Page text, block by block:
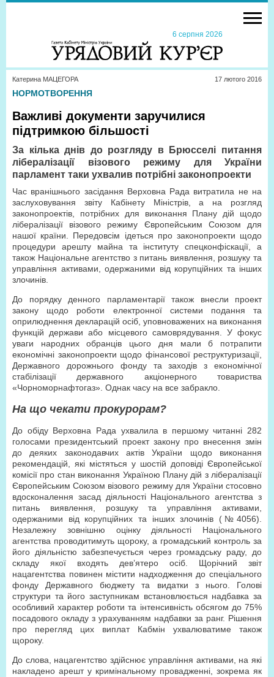
6 серпня 2026
Катерина МАЦЕГОРА 17 лютого 2016
НОРМОТВОРЕННЯ
Важливі документи заручилися
підтримкою більшості
За кілька днів до розгляду в Брюсселі питання
лібералізації візового режиму для України
парламент таки ухвалив потрібні законопроекти
Час вранішнього засідання Верховна Рада витратила не на
заслуховування звіту Кабінету Міністрів, а на розгляд
законопроектів, потрібних для виконання Плану дій щодо
лібералізації візового режиму Європейським Союзом для
нашої країни. Передовсім ідеться про законопроекти щодо
процедури арешту майна та інституту спецконфіскації, а
також Національне агентство з питань виявлення, розшуку та
управління активами, одержаними від корупційних та інших
злочинів.
До порядку денного парламентарії також внесли проект
закону щодо роботи електронної системи подання та
оприлюднення декларацій осіб, уповноважених на виконання
функцій держави або місцевого самоврядування. У фокус
уваги народних обранців цього дня мали б потрапити
економічні законопроекти щодо фінансової реструктуризації,
Державного дорожнього фонду та заходів з економічної
стабілізації державного акціонерного товариства
«Чорноморнафтогаз». Однак часу на все забракло.
На що чекати прокурорам?
До обіду Верховна Рада ухвалила в першому читанні 282
голосами президентський проект закону про внесення змін
до деяких законодавчих актів України щодо виконання
рекомендацій, які містяться у шостій доповіді Європейської
комісії про стан виконання Україною Плану дій з лібералізації
Європейським Союзом візового режиму для України стосовно
вдосконалення засад діяльності Національного агентства з
питань виявлення, розшуку та управління активами,
одержаними від корупційних та інших злочинів (№4056).
Незалежну зовнішню оцінку діяльності Національного
агентства проводитимуть щороку, а громадський контроль за
його діяльністю забезпечується через громадську раду, до
складу якої входять дев’ятеро осіб. Щорічний звіт
нацагентства повинен містити надходження до спеціального
фонду Державного бюджету та видатки з нього. Голові
структури та його заступникам встановлюється надбавка за
особливий характер роботи та інтенсивність обсягом до 75%
посадового окладу з урахуванням надбавки за ранг. Рішення
про перегляд цих виплат Кабмін ухвалюватиме також
щороку.
До слова, нацагентство здійснює управління активами, на які
накладено арешт у кримінальному провадженні, зокрема як